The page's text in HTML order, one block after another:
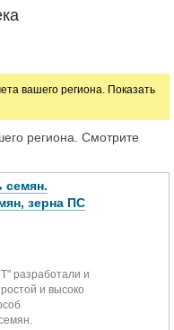
вашего региона. Показать
региона. Смотрите
семян.
зерна ПС
разработали и
и высоко